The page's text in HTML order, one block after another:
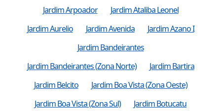
Jardim Arpoador
Jardim Ataliba Leonel
Jardim Aurelio
Jardim Avenida
Jardim Azano I
Jardim Bandeirantes
Jardim Bandeirantes (Zona Norte)
Jardim Bartira
Jardim Belcito
Jardim Boa Vista (Zona Oeste)
Jardim Boa Vista (Zona Sul)
Jardim Botucatu